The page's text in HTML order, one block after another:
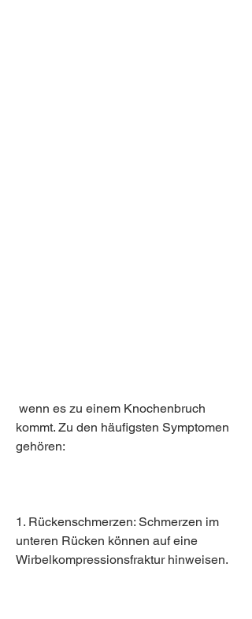
kommt. Zu den häufigsten Symptomen
gehören:
1. Rückenschmerzen: Schmerzen im
unteren Rücken können auf eine
Wirbelkompressionsfraktur hinweisen.